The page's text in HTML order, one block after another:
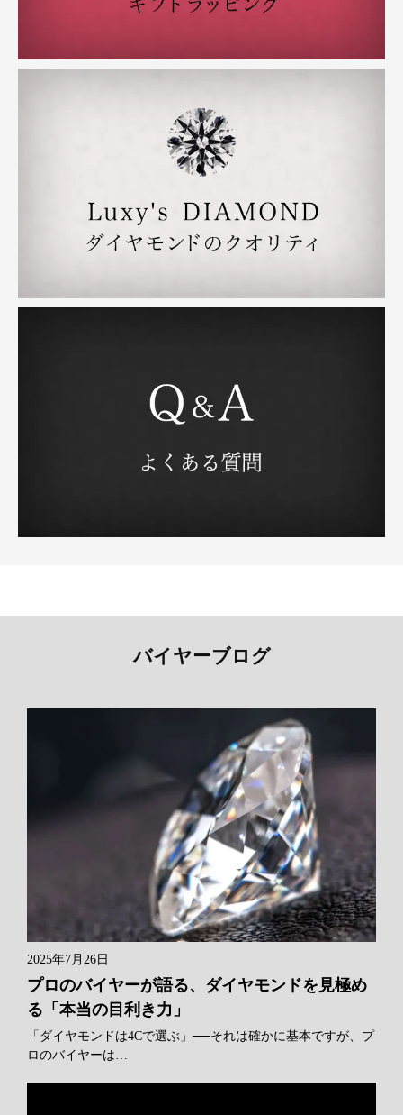
バイヤーブログ
2025年7月26日
プロのバイヤーが語る、ダイヤモンドを見極め
る「本当の目利き力」
「ダイヤモンドは4Cで選ぶ」──それは確かに基本ですが、プ
ロのバイヤーは…